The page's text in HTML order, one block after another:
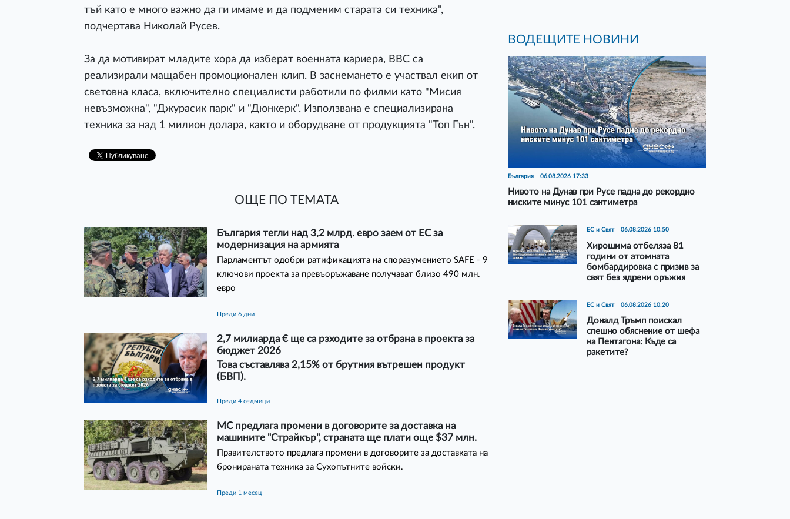
тъй като е много важно да ги имаме и да подменим старата си техника",
подчертава Николай Русев.
За да мотивират младите хора да изберат военната кариера, ВВС са
реализирали мащабен промоционален клип. В заснемането е участвал екип от
световна класа, включително специалисти работили по филми като "Мисия
невъзможна", "Джурасик парк" и "Дюнкерк". Използвана е специализирана
техника за над 1 милион долара, както и оборудване от продукцията "Топ Гън".
ОЩЕ ПО ТЕМАТА
България тегли над 3,2 млрд. евро заем от ЕС за
модернизация на армията
Парламентът одобри ратификацията на споразумението SAFE - 9
ключови проекта за превъоръжаване получават близо 490 млн.
евро
преди 6 дни
2,7 милиарда € ще са рзходите за отбрана в проекта за
бюджет 2026
Това съставлява 2,15% от брутния вътрешен продукт
(БВП).
преди 4 седмици
МС предлага промени в договорите за доставка на
машините "Страйкър", страната ще плати още $37 млн.
Правителството предлага промени в договорите за доставката на
бронираната техника за Сухопътните войски.
преди 1 месец
ВОДЕЩИТЕ НОВИНИ
България 06.08.2026 17:33
Нивото на Дунав при Русе падна до рекордно
ниските минус 101 сантиметра
ЕС и Свят 06.08.2026 10:50
Хирошима отбеляза 81
години от атомната
бомбардировка с призив за
свят без ядрени оръжия
ЕС и Свят 06.08.2026 10:20
Доналд Тръмп поискал
спешно обяснение от шефа
на Пентагона: Къде са
ракетите?